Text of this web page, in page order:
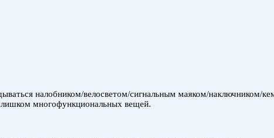
налобником/велосветом/сигнальным маяком/наключником/
многофункциональных вещей.